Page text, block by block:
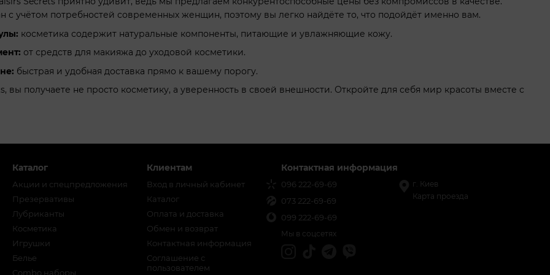
с учётом потребностей современных женщин, поэтому вы легко найдёте то, что подойдёт именно вам.
косметика содержит натуральные компоненты, питающие и увлажняющие кожу.
от средств для макияжа до уходовой косметики.
быстрая и удобная доставка прямо к вашему порогу.
вы получаете не просто косметику, а уверенность в своей внешности. Откройте для себя мир красоты вместе с
Каталог
Акции и спецпредложения
Презервативы
Лубриканты
Косметика
Игрушки
Белье
Combo наборы
Клиентам
Вход в личный кабинет
Каталог
Оплата и доставка
Обмен и возврат
Контактная информация
Соглашение с
пользователем
Контактная информация
096 222-69-69
073 222-69-69
099 222-69-69
г. Киев
Карта проезда
Мы в соцсетях